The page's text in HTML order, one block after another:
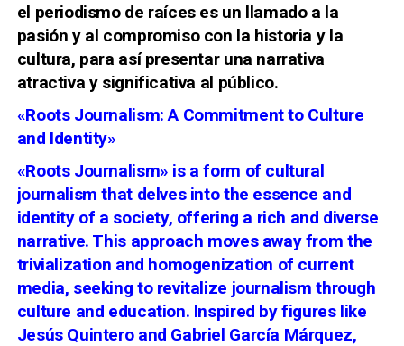
el periodismo de raíces es un llamado a la
pasión y al compromiso con la historia y la
cultura, para así presentar una narrativa
atractiva y significativa al público.
«Roots Journalism: A Commitment to Culture
and Identity»
«Roots Journalism» is a form of cultural
journalism that delves into the essence and
identity of a society, offering a rich and diverse
narrative. This approach moves away from the
trivialization and homogenization of current
media, seeking to revitalize journalism through
culture and education. Inspired by figures like
Jesús Quintero and Gabriel García Márquez,